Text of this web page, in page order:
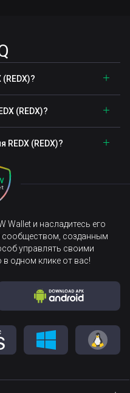
(REDX)?
REDX (REDX)?
Wallet и насладитесь его
сообществом, созданным
управлять своими
одном клике от вас!